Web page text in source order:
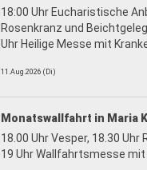
18:00 Uhr Eucharistische
Rosenkranz und
Uhr Heilige Messe mit
11.Aug.2026 (Di)
Monatswallfahrt in Maria
18.00 Uhr Vesper, 18.30 Uhr
19 Uhr Wallfahrtsmesse mit